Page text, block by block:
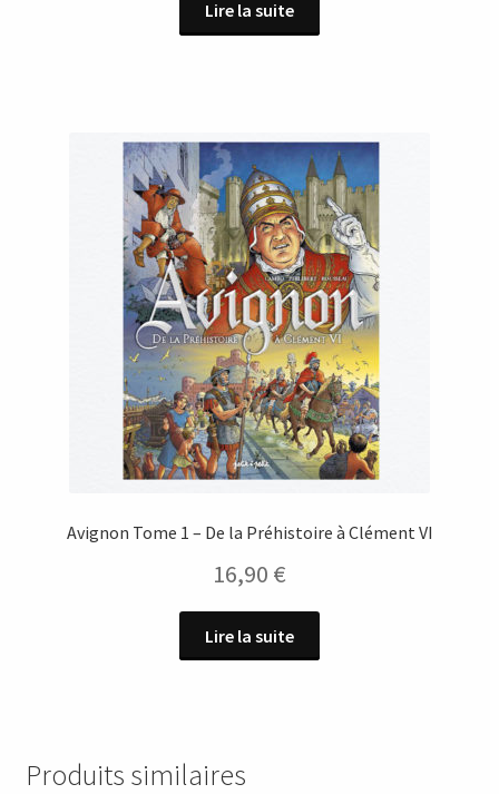
Lire la suite
Avignon Tome 1 – De la Préhistoire à Clément VI
16,90 €
Lire la suite
Produits similaires